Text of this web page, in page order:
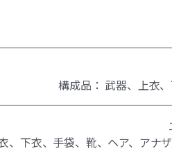
構成品： 武器、上衣
、下衣、手袋、靴、ヘア、アナ